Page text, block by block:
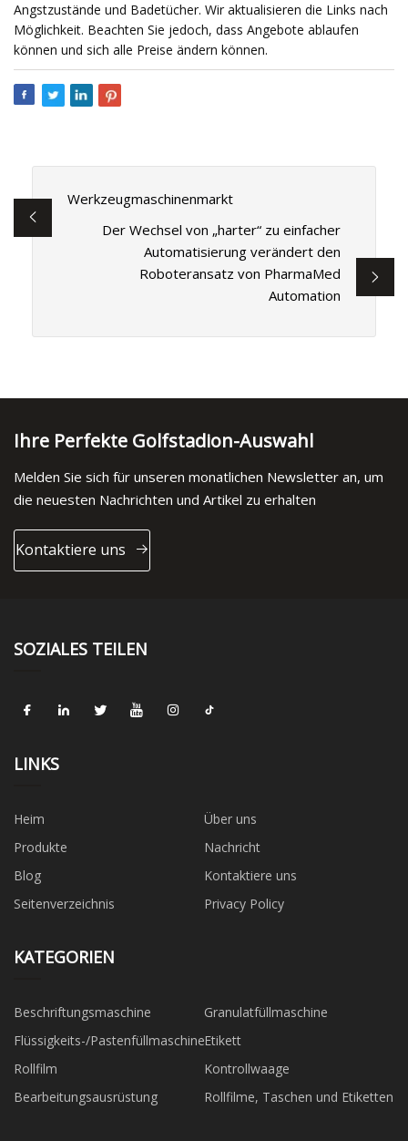
Angstzustände und Badetücher. Wir aktualisieren die Links nach
Möglichkeit. Beachten Sie jedoch, dass Angebote ablaufen
können und sich alle Preise ändern können.
Werkzeugmaschinenmarkt
Der Wechsel von „harter“ zu einfacher
Automatisierung verändert den
Roboteransatz von PharmaMed
Automation
Ihre Perfekte Golfstadion-Auswahl
Melden Sie sich für unseren monatlichen Newsletter an, um
die neuesten Nachrichten und Artikel zu erhalten
Kontaktiere uns
SOZIALES TEILEN
LINKS
Heim
Über uns
Produkte
Nachricht
Blog
Kontaktiere uns
Seitenverzeichnis
Privacy Policy
KATEGORIEN
Beschriftungsmaschine
Granulatfüllmaschine
Flüssigkeits-/PastenfüllmaschineEtikett
Rollfilm
Kontrollwaage
Bearbeitungsausrüstung
Rollfilme, Taschen und Etiketten